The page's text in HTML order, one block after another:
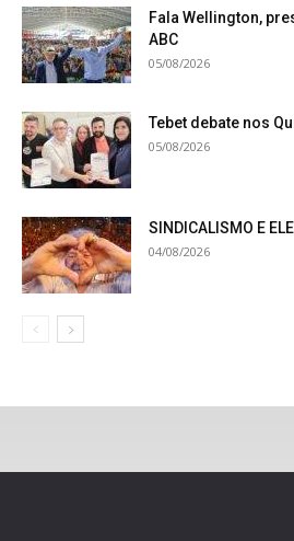
Fala Wellington,
ABC
05/08/2026
Tebet debate nos
05/08/2026
SINDICALISMO E
04/08/2026